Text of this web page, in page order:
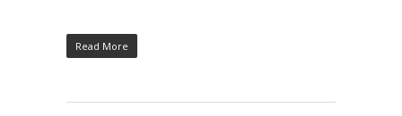
Read More